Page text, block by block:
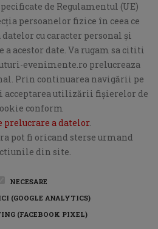
de Regulamentul (UE)
persoanelor fizice în ceea ce
cu caracter personal și
acestor date. Va rugam sa cititi
evenimente.ro prelucreaza
Prin continuarea navigării pe
acceptarea utilizării fişierelor de
conform
a datelor.
pot fi oricand sterse urmand
din site.
NECESARE
(GOOGLE ANALYTICS)
(FACEBOOK PIXEL)